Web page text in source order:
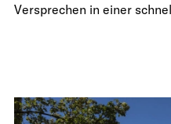
Versprechen in einer